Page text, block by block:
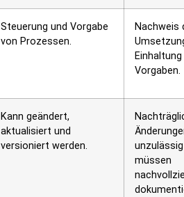
Steuerung und Vorgabe
von Prozessen.
Nachweis
Vorgaben.
Kann geändert,
aktualisiert und
versioniert werden.
müssen